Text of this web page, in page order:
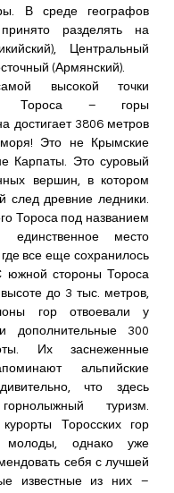
В среде географов
разделять на
Центральный
(Армянский).
Тороса – горы
достигает 3806 метров
Это не Крымские
Карпаты. Это суровый
вершин, в котором
след древние ледники.
Тороса под названием
место
где все еще сохранилось
южной стороны Тороса
до 3 тыс. метров,
гор отвоевали у
дополнительные 300
Их заснеженные
альпийские
что здесь
туризм.
Торосских гор
молоды, однако уже
себя с лучшей
известные из них –